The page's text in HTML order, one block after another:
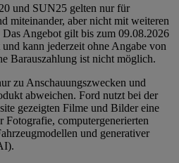
und SUN25 gelten nur für
miteinander, aber nicht mit weiteren
Angebot gilt bis zum 09.08.2026
kann jederzeit ohne Angabe von
Barauszahlung ist nicht möglich.
zu Anschauungszwecken und
abweichen. Ford nutzt bei der
gezeigten Filme und Bilder eine
computergenerierten
und generativer